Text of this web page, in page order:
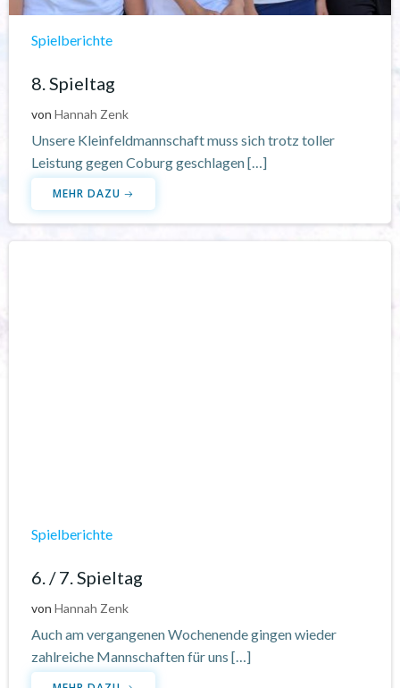
Spielberichte
8. Spieltag
von Hannah Zenk
Unsere Kleinfeldmannschaft muss sich trotz toller
Leistung gegen Coburg geschlagen […]
MEHR DAZU
Spielberichte
6. / 7. Spieltag
von Hannah Zenk
Auch am vergangenen Wochenende gingen wieder
zahlreiche Mannschaften für uns […]